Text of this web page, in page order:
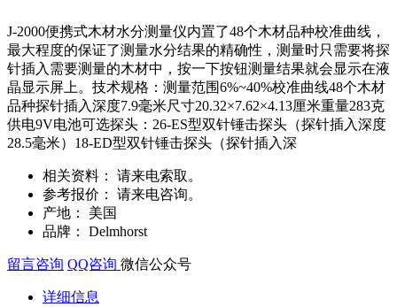
J-2000便携式木材水分测量仪内置了48个木材品种校准曲线，
最大程度的保证了测量水分结果的精确性，测量时只需要将探
针插入需要测量的木材中，按一下按钮测量结果就会显示在液
晶显示屏上。技术规格：测量范围6%~40%校准曲线48个木材
品种探针插入深度7.9毫米尺寸20.32×7.62×4.13厘米重量283克
供电9V电池可选探头：26-ES型双针锤击探头（探针插入深度
28.5毫米）18-ED型双针锤击探头（探针插入深
相关资料：
请来电索取。
参考报价：
请来电咨询。
产地：
美国
品牌：
Delmhorst
留言咨询 QQ咨询 微信公众号
详细信息